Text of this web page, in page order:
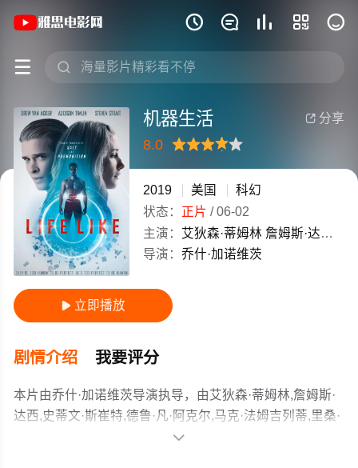
    
 
《机器生活》(2019)美国英语高清电影
 分享
机器生活
8.0
很差较差还行推荐力荐
2019 美国
科幻
状态： 正片 /06-02
主演： 艾狄森·蒂姆林 詹姆斯·达西
导演： 乔什·加诺维茨
 立即播放
剧情介绍 我要评分
本片由乔什·加诺维茨导演执导，由艾狄森·蒂姆林,詹姆斯·
达西,史蒂文·斯崔特,德鲁·凡·阿克尔,马克·法姆吉列蒂,里桑·
瓦伦丁,埃朗·米歇尔·蒙汉,希拉里·巴拉福德,尼古拉斯·巴迪
